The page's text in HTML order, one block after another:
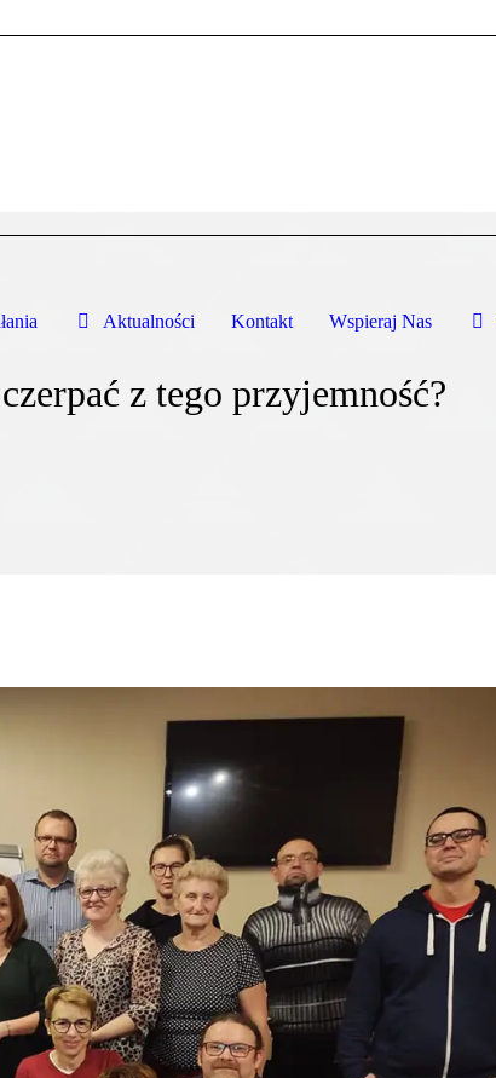
Aktualności Kontakt Wspieraj Nas
z tego przyjemność?